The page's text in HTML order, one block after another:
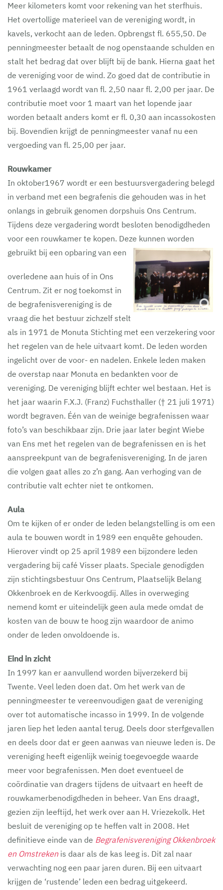
Meer kilometers komt voor rekening van het sterfhuis.
Het overtollige materieel van de vereniging wordt, in
kavels, verkocht aan de leden. Opbrengst fl. 655,50. De
penningmeester betaalt de nog openstaande schulden en
stalt het bedrag dat over blijft bij de bank. Hierna gaat het
de vereniging voor de wind. Zo goed dat de contributie in
1961 verlaagd wordt van fl. 2,50 naar fl. 2,00 per jaar. De
contributie moet voor 1 maart van het lopende jaar
worden betaalt anders komt er fl. 0,30 aan incassokosten
bij. Bovendien krijgt de penningmeester vanaf nu een
vergoeding van fl. 25,00 per jaar.
Rouwkamer
In oktober1967 wordt er een bestuursvergadering belegd
in verband met een begrafenis die gehouden was in het
onlangs in gebruik genomen dorpshuis Ons Centrum.
Tijdens deze vergadering wordt besloten benodigdheden
voor een rouwkamer te kopen. Deze kunnen worden
gebruikt bij een opbaring van een
overledene aan huis of in Ons
Centrum. Zit er nog toekomst in
de begrafenisvereniging is de
vraag die het bestuur zichzelf stelt
als in 1971 de Monuta Stichting met een verzekering voor
het regelen van de hele uitvaart komt. De leden worden
ingelicht over de voor- en nadelen. Enkele leden maken
de overstap naar Monuta en bedankten voor de
vereniging. De vereniging blijft echter wel bestaan. Het is
het jaar waarin F.X.J. (Franz) Fuchsthaller († 21 juli 1971)
wordt begraven. Één van de weinige begrafenissen waar
foto’s van beschikbaar zijn. Drie jaar later begint Wiebe
van Ens met het regelen van de begrafenissen en is het
aanspreekpunt van de begrafenisvereniging. In de jaren
die volgen gaat alles zo z’n gang. Aan verhoging van de
contributie valt echter niet te ontkomen.
Aula
Om te kijken of er onder de leden belangstelling is om een
aula te bouwen wordt in 1989 een enquête gehouden.
Hierover vindt op 25 april 1989 een bijzondere leden
vergadering bij café Visser plaats. Speciale genodigden
zijn stichtingsbestuur Ons Centrum, Plaatselijk Belang
Okkenbroek en de Kerkvoogdij. Alles in overweging
nemend komt er uiteindelijk geen aula mede omdat de
kosten van de bouw te hoog zijn waardoor de animo
onder de leden onvoldoende is.
Eind in zicht
In 1997 kan er aanvullend worden bijverzekerd bij
Twente. Veel leden doen dat. Om het werk van de
penningmeester te vereenvoudigen gaat de vereniging
over tot automatische incasso in 1999. In de volgende
jaren liep het leden aantal terug. Deels door sterfgevallen
en deels door dat er geen aanwas van nieuwe leden is. De
vereniging heeft eigenlijk weinig toegevoegde waarde
meer voor begrafenissen. Men doet eventueel de
coördinatie van dragers tijdens de uitvaart en heeft de
rouwkamerbenodigdheden in beheer. Van Ens draagt,
gezien zijn leeftijd, het werk over aan H. Vriezekolk. Het
besluit de vereniging op te heffen valt in 2008. Het
definitieve einde van de Begrafenisvereniging Okkenbroek
en Omstrekenis daar als de kas leeg is. Dit zal naar
verwachting nog een paar jaren duren. Bij een uitvaart
krijgen de ‘rustende’ leden een bedrag uitgekeerd.